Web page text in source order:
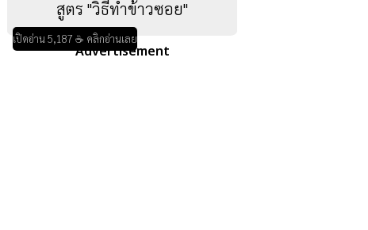
สูตร "วิธีทำข้าวซอย"
เปิดอ่าน 5,187 ☕ คลิกอ่านเลย
Advertisement